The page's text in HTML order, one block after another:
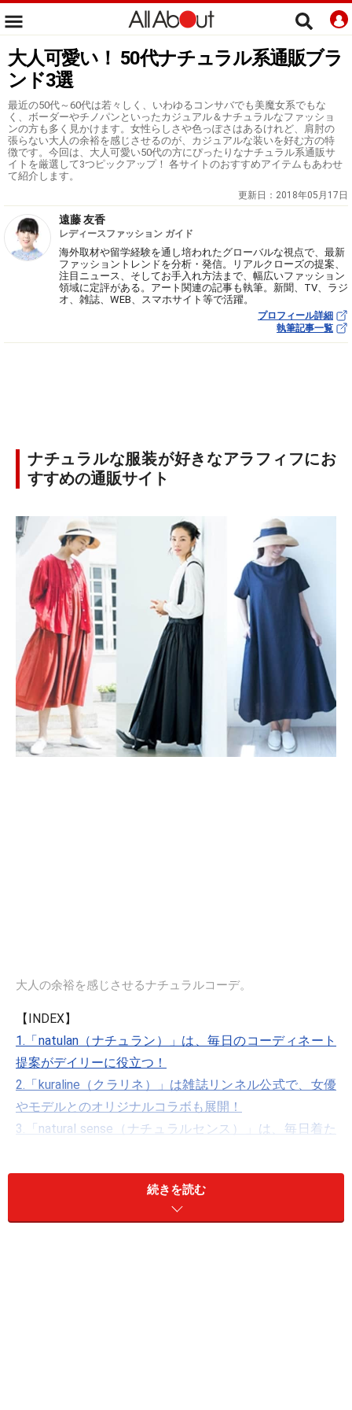
大人可愛い！ 50代ナチュラル系通販ブラ
ンド3選
最近の50代～60代は若々しく、いわゆるコンサバでも美魔女系でもな
く、ボーダーやチノパンといったカジュアル＆ナチュラルなファッショ
ンの方も多く見かけます。女性らしさや色っぽさはあるけれど、肩肘の
張らない大人の余裕を感じさせるのが、カジュアルな装いを好む方の特
徴です。今回は、大人可愛い50代の方にぴったりなナチュラル系通販サ
イトを厳選して3つピックアップ！ 各サイトのおすすめアイテムもあわせ
て紹介します。
更新日： 2018年05月17日
遠藤 友香
レディースファッション ガイド
海外取材や留学経験を通し培われたグローバルな視点で、最新
ファッショントレンドを分析・発信。リアルクローズの提案、
注目ニュース、そしてお手入れ方法まで、幅広いファッション
領域に定評がある。アート関連の記事も執筆。新聞、TV、ラジ
オ、雑誌、WEB、スマホサイト等で活躍。
プロフィール詳細
執筆記事一覧
ナチュラルな服装が好きなアラフィフにお
すすめの通販サイト
大人の余裕を感じさせるナチュラルコーデ。
【INDEX】
1.「natulan（ナチュラン）」は、毎日のコーディネート
提案がデイリーに役立つ！
2.「kuraline（クラリネ）」は雑誌リンネル公式で、女優
やモデルとのオリジナルコラボも展開！
3.「natural sense（ナチュラルセンス）」は、毎日着た
最近の50代～60代は若々しく、ファッションも多様で
続きを読む